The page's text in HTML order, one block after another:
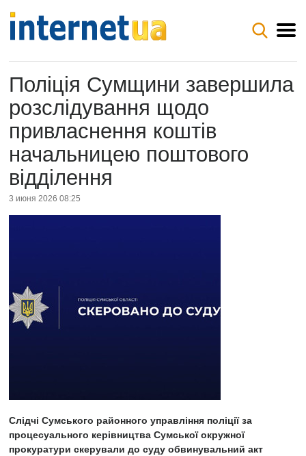
Поліція Сумщини завершила
розслідування щодо
привласнення коштів
начальницею поштового
відділення
3 июня 2026 08:25
Слідчі Сумського районного управління поліції за
процесуального керівництва Сумської окружної
прокуратури скерували до суду обвинувальний акт